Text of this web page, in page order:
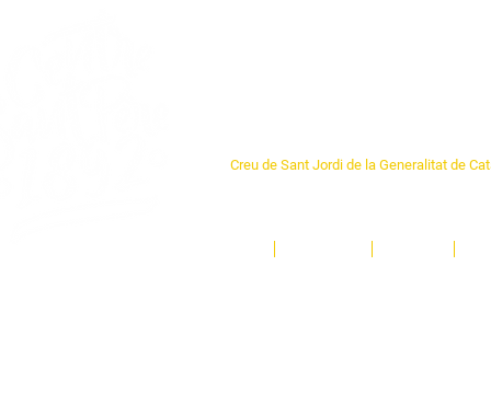
Creu de Sant Jordi de la Generalitat de